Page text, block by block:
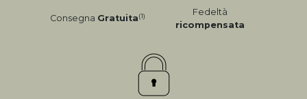
Consegna Gratuita(1)
Fedeltà
ricompensata